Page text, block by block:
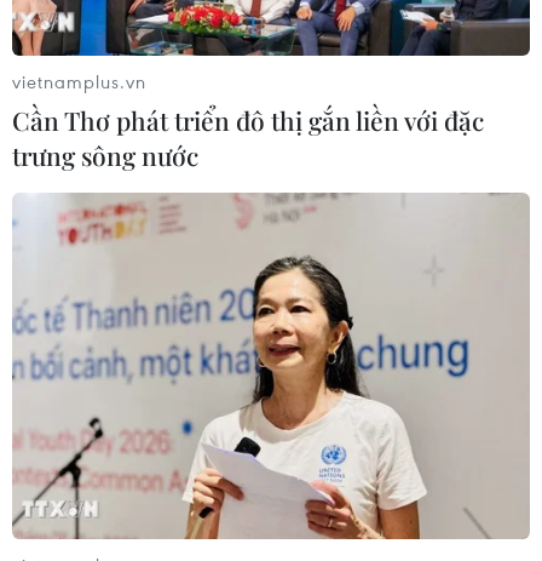
vietnamplus.vn
Cần Thơ phát triển đô thị gắn liền với đặc
trưng sông nước